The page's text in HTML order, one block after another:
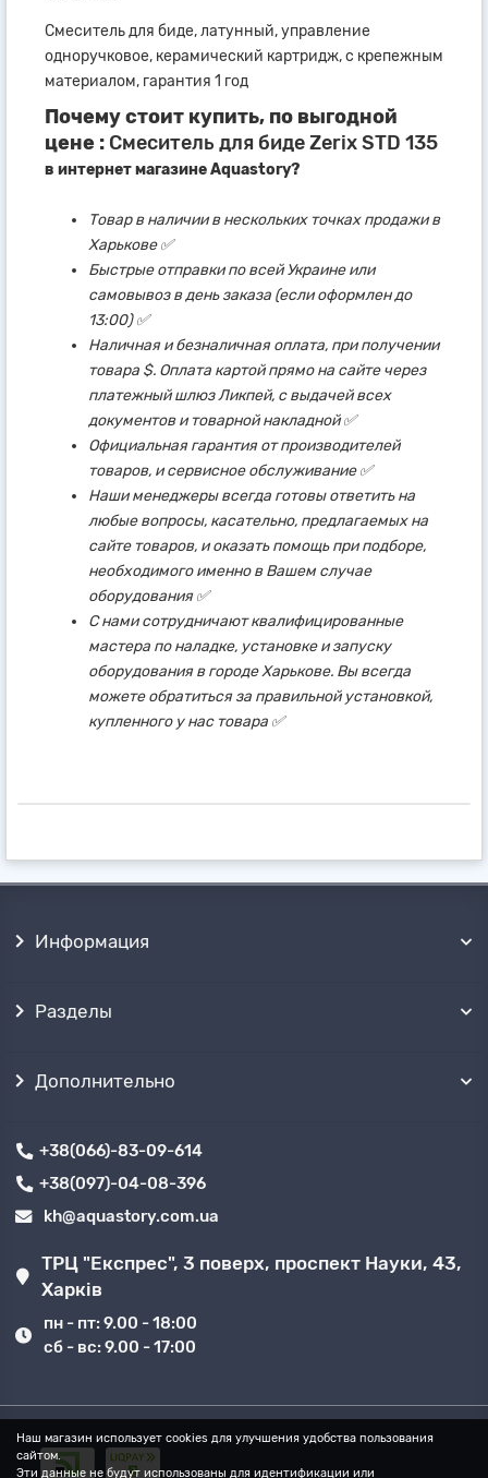
Смеситель для биде, латунный, управление
одноручковое, керамический картридж, с крепежным
материалом, гарантия 1 год
Почему стоит купить, по выгодной
цене : Смеситель для биде Zerix STD 135
в интернет магазине Aquastory?
Товар в наличии в нескольких точках продажи в
Харькове ✅
Быстрые отправки по всей Украине или
самовывоз в день заказа (если оформлен до
13:00) ✅
Наличная и безналичная оплата, при получении
товара $. Оплата картой прямо на сайте через
платежный шлюз Ликпей, с выдачей всех
документов и товарной накладной ✅
Официальная гарантия от производителей
товаров, и сервисное обслуживание ✅
Наши менеджеры всегда готовы ответить на
любые вопросы, касательно, предлагаемых на
сайте товаров, и оказать помощь при подборе,
необходимого именно в Вашем случае
оборудования ✅
С нами сотрудничают квалифицированные
мастера по наладке, установке и запуску
оборудования в городе Харькове. Вы всегда
можете обратиться за правильной установкой,
купленного у нас товара ✅
Наш магазин использует cookies для улучшения удобства пользования
сайтом.
Эти данные не будут использованы для идентификации или
Информация
Разделы
Дополнительно
+38(066)-83-09-614
+38(097)-04-08-396
kh@aquastory.com.ua
ТРЦ "Експрес", 3 поверх, проспект Науки, 43,
Харків
пн - пт: 9.00 - 18:00
сб - вс: 9.00 - 17:00